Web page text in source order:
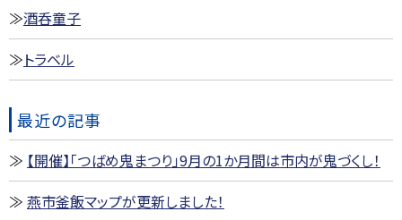
酒呑童子
トラベル
最近の記事
【開催】「つばめ鬼まつり」9月の1か月間は市内が鬼づくし！
燕市釜飯マップが更新しました！